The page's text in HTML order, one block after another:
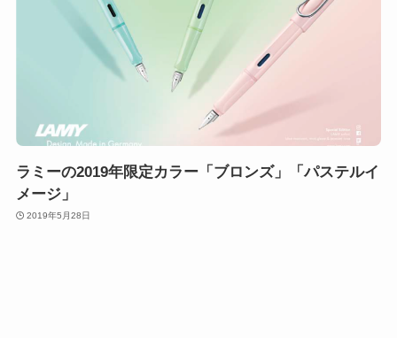
ラミーの2019年限定カラー「ブロンズ」「パステルイ
メージ」
2019年5月28日